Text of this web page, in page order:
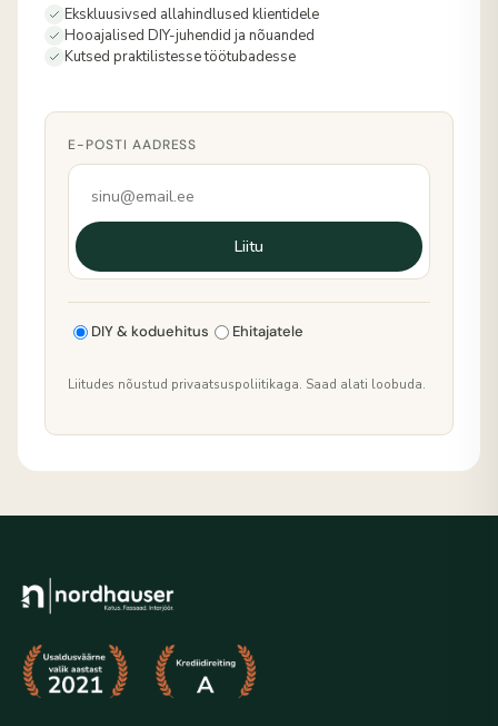
Ekskluusivsed allahindlused klientidele
Hooajalised DIY-juhendid ja nõuanded
Kutsed praktilistesse töötubadesse
E-POSTI AADRESS
Liitu
DIY & koduehitus Ehitajatele
Liitudes nõustud privaatsuspoliitikaga. Saad alati loobuda.